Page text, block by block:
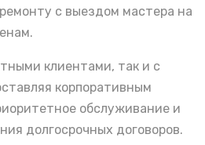
с выездом мастера на
клиентами, так и с
корпоративным
обслуживание и
долгосрочных договоров.